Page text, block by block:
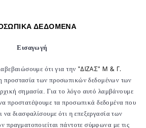
ΔΕΔΟΜΕΝΑ
Εισαγωγή
ότι για την "ΔΙΖΑΣ" Μ & Γ.
προστασία των προσωπικών δεδομένων των
σημασία. Για το λόγο αυτό λαμβάνουμε
προστατέψουμε τα προσωπικά δεδομένα που
να διασφαλίσουμε ότι η επεξεργασία των
πραγματοποιείται πάντοτε σύμφωνα με τις